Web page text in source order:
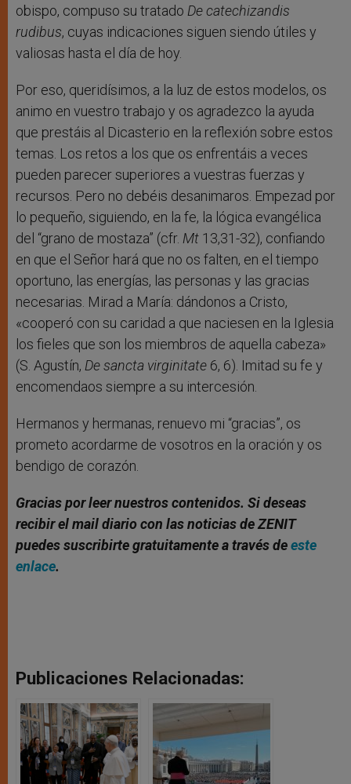
obispo, compuso su tratado De catechizandis
rudibus, cuyas indicaciones siguen siendo útiles y
valiosas hasta el día de hoy.
Por eso, queridísimos, a la luz de estos modelos, os
animo en vuestro trabajo y os agradezco la ayuda
que prestáis al Dicasterio en la reflexión sobre estos
temas. Los retos a los que os enfrentáis a veces
pueden parecer superiores a vuestras fuerzas y
recursos. Pero no debéis desanimaros. Empezad por
lo pequeño, siguiendo, en la fe, la lógica evangélica
del “grano de mostaza” (cfr. Mt 13,31-32), confiando
en que el Señor hará que no os falten, en el tiempo
oportuno, las energías, las personas y las gracias
necesarias. Mirad a María: dándonos a Cristo,
«cooperó con su caridad a que naciesen en la Iglesia
los fieles que son los miembros de aquella cabeza»
(S. Agustín, De sancta virginitate 6, 6). Imitad su fe y
encomendaos siempre a su intercesión.
Hermanos y hermanas, renuevo mi “gracias”, os
prometo acordarme de vosotros en la oración y os
bendigo de corazón.
Gracias por leer nuestros contenidos. Si deseas
recibir el mail diario con las noticias de ZENIT
puedes suscribirte gratuitamente a través deeste
enlace.
Publicaciones Relacionadas: